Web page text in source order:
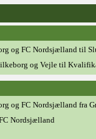
og FC Nordsjælland til
og Vejle til
og FC Nordsjælland fra
Nordsjælland